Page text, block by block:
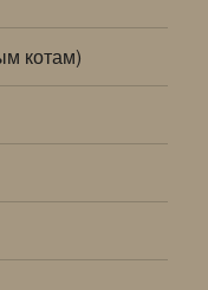
котам)